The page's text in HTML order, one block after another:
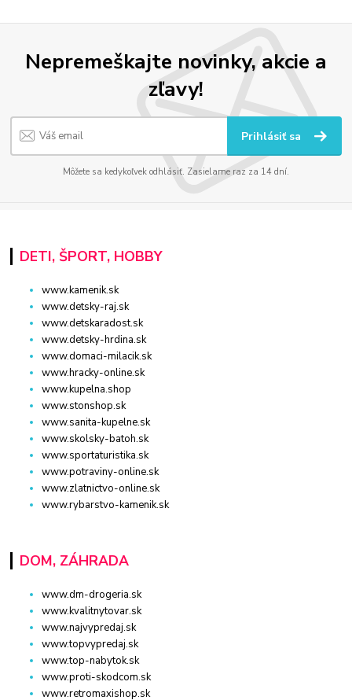
Nepremeškajte novinky, akcie a
zľavy!
Prihlásiť sa
Môžete sa kedykoľvek odhlásiť. Zasielame raz za 14 dní.
DETI, ŠPORT, HOBBY
www.kamenik.sk
www.detsky-raj.sk
www.detskaradost.sk
www.detsky-hrdina.sk
www.domaci-milacik.sk
www.hracky-online.sk
www.kupelna.shop
www.stonshop.sk
www.sanita-kupelne.sk
www.skolsky-batoh.sk
www.sportaturistika.sk
www.potraviny-online.sk
www.zlatnictvo-online.sk
www.rybarstvo-kamenik.sk
DOM, ZÁHRADA
www.dm-drogeria.sk
www.kvalitnytovar.sk
www.najvypredaj.sk
www.topvypredaj.sk
www.top-nabytok.sk
www.proti-skodcom.sk
www.retromaxishop.sk